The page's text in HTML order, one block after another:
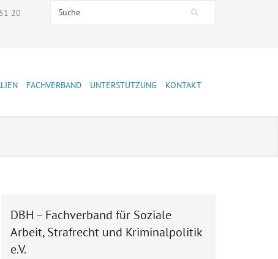
20 Suchformular
Search this site
FACHVERBAND
Presse
Mitglieder
UNTERSTÜTZUNG
Mitglied werden
KONTAKT
DBH – Fachverband für Soziale
Arbeit, Strafrecht und Kriminalpolitik
e.V.